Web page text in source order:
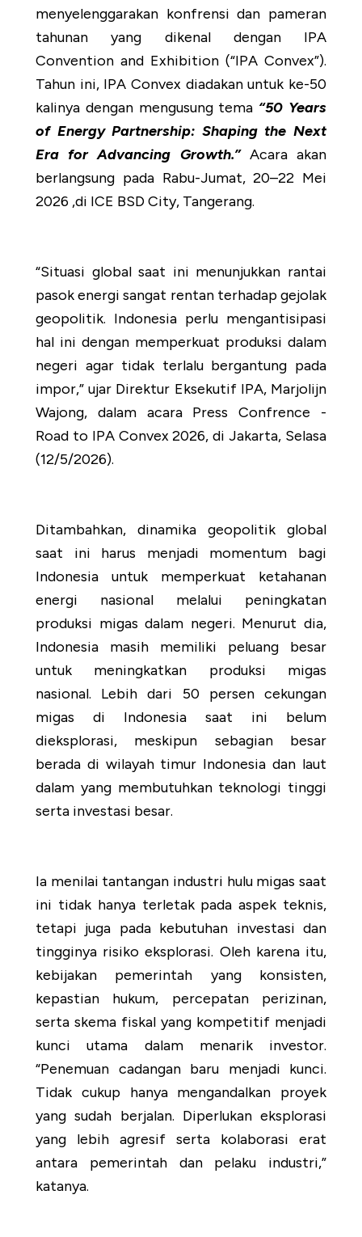
menyelenggarakan konfrensi dan pameran
tahunan yang dikenal dengan IPA
Convention and Exhibition (“IPA Convex”).
Tahun ini, IPA Convex diadakan untuk ke-50
kalinya dengan mengusung tema “50 Years
of Energy Partnership: Shaping the Next
Era for Advancing Growth.”Acara akan
berlangsung pada Rabu-Jumat, 20–22 Mei
2026 ,di ICE BSD City, Tangerang.
“Situasi global saat ini menunjukkan rantai
pasok energi sangat rentan terhadap gejolak
geopolitik. Indonesia perlu mengantisipasi
hal ini dengan memperkuat produksi dalam
negeri agar tidak terlalu bergantung pada
impor,” ujar Direktur Eksekutif IPA, Marjolijn
Wajong, dalam acara Press Confrence -
Road to IPA Convex 2026, di Jakarta, Selasa
(12/5/2026).
Ditambahkan, dinamika geopolitik global
saat ini harus menjadi momentum bagi
Indonesia untuk memperkuat ketahanan
energi nasional melalui peningkatan
produksi migas dalam negeri. Menurut dia,
Indonesia masih memiliki peluang besar
untuk meningkatkan produksi migas
nasional. Lebih dari 50 persen cekungan
migas di Indonesia saat ini belum
dieksplorasi, meskipun sebagian besar
berada di wilayah timur Indonesia dan laut
dalam yang membutuhkan teknologi tinggi
serta investasi besar.
Ia menilai tantangan industri hulu migas saat
ini tidak hanya terletak pada aspek teknis,
tetapi juga pada kebutuhan investasi dan
tingginya risiko eksplorasi. Oleh karena itu,
kebijakan pemerintah yang konsisten,
kepastian hukum, percepatan perizinan,
serta skema fiskal yang kompetitif menjadi
kunci utama dalam menarik investor.
“Penemuan cadangan baru menjadi kunci.
Tidak cukup hanya mengandalkan proyek
yang sudah berjalan. Diperlukan eksplorasi
yang lebih agresif serta kolaborasi erat
antara pemerintah dan pelaku industri,”
katanya.